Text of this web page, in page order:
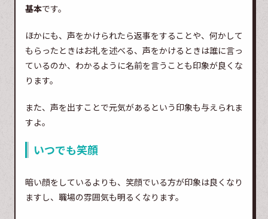
基本です。
ほかにも、声をかけられたら返事をすることや、何かして
もらったときはお礼を述べる、声をかけるときは誰に言っ
ているのか、わかるように名前を言うことも印象が良くな
ります。
また、声を出すことで元気があるという印象も与えられま
すよ。
いつでも笑顔
暗い顔をしているよりも、笑顔でいる方が印象は良くなり
ますし、職場の雰囲気も明るくなります。